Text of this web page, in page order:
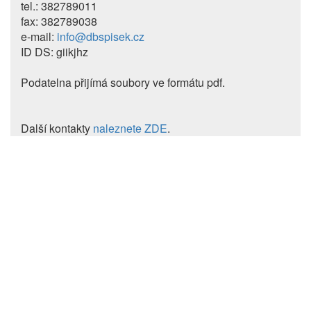
tel.: 382789011
fax: 382789038
e-mail: info@dbspisek.cz
ID DS: giikjhz
Podatelna přijímá soubory ve formátu pdf.
Další kontakty naleznete ZDE.